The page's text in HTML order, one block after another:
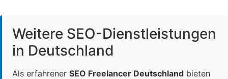
Weitere SEO-Dienstleistungen
in Deutschland
Als erfahrener SEO Freelancer Deutschland bieten